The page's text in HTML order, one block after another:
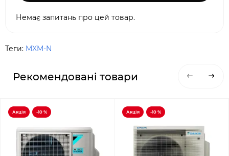
Немає запитань про цей товар.
Теги: MXM-N
Рекомендовані товари
Акція -10 % Акція -10 %